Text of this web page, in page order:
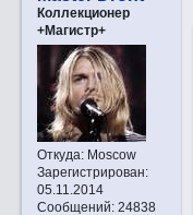
Коллекционер
+Магистр+
Откуда:Moscow
Зарегистрирован:
05.11.2014
Сообщений:24838